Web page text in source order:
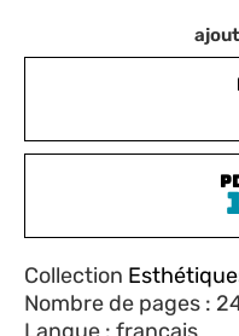
Collection
Nombre de pages :